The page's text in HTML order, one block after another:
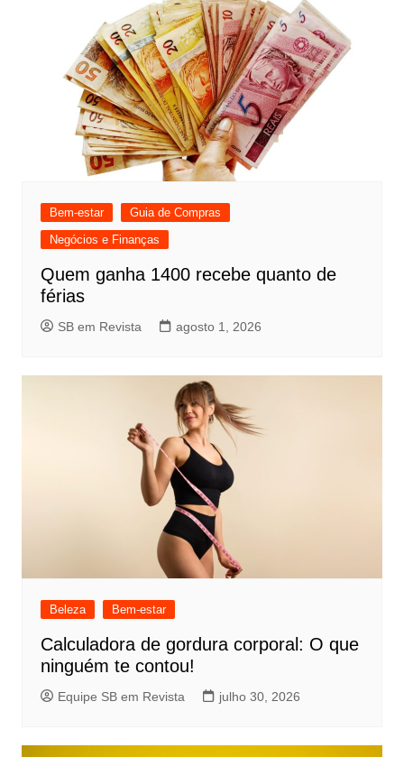
Bem-estar
Guia de Compras
Negócios e Finanças
Quem ganha 1400 recebe quanto de
férias
SB em Revista agosto 1, 2026
Beleza Bem-estar
Calculadora de gordura corporal: O que
ninguém te contou!
Equipe SB em Revista julho 30, 2026